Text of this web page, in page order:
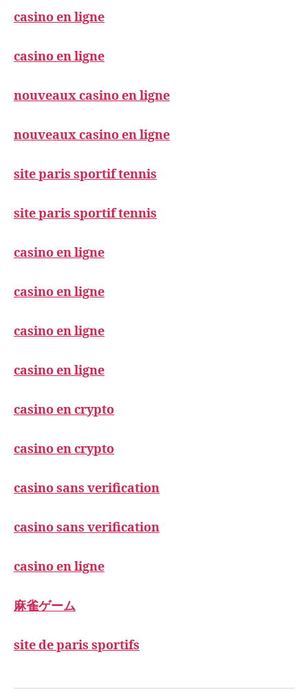
casino en ligne
casino en ligne
nouveaux casino en ligne
nouveaux casino en ligne
site paris sportif tennis
site paris sportif tennis
casino en ligne
casino en ligne
casino en ligne
casino en ligne
casino en crypto
casino en crypto
casino sans verification
casino sans verification
casino en ligne
麻雀ゲーム
site de paris sportifs